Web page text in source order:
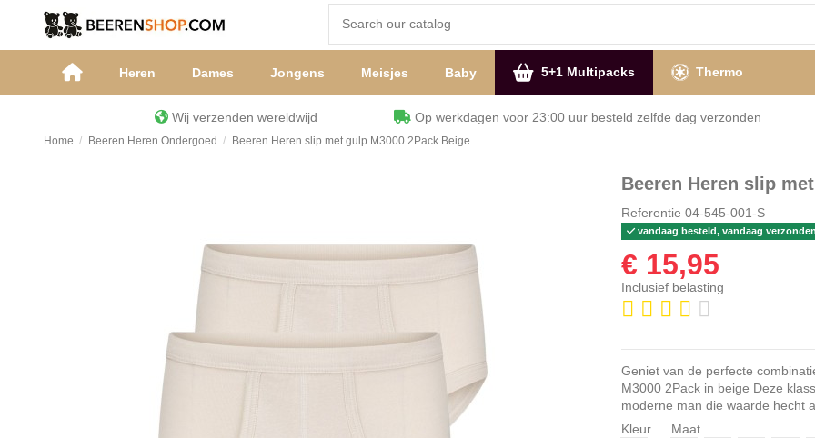
Heren Dames Jongens Meisjes Baby 5+1 Multipacks Thermo
Wij verzenden wereldwijd Op werkdagen voor 23:00 uur besteld zelfde dag
Home Beeren Heren Ondergoed Beeren Heren slip met gulp M3000 2Pack Beige
Beeren Heren slip
Referentie 04-545-001-S
vandaag besteld, vandaag verzonden
€ 15,95
Inclusief belasting
Geniet van de perfecte
M3000 2Pack in beige Deze
moderne man die waarde hecht
Kleur
Maat